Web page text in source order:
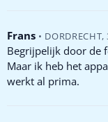
Frans • DORDRECHT,
Begrijpelijk door de
Maar ik heb het
werkt al prima.